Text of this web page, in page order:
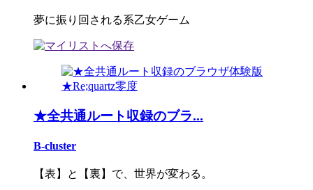
夢に振り回される系乙女ゲーム
★全共通ルート収録のブラ...
B-cluster
【表】と【裏】で、世界が変わる。